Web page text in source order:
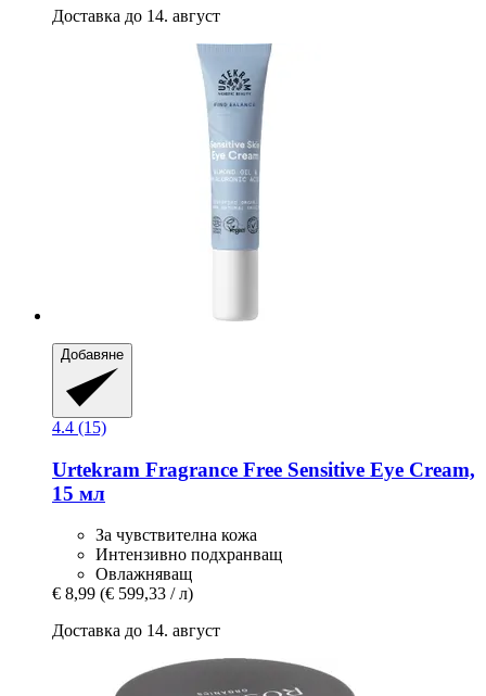
Доставка до 14. август
Добавяне
4.4 (15)
Urtekram Fragrance Free Sensitive Eye Cream,
15 мл
За чувствителна кожа
Интензивно подхранващ
Овлажняващ
€ 8,99 (€ 599,33 / л)
Доставка до 14. август